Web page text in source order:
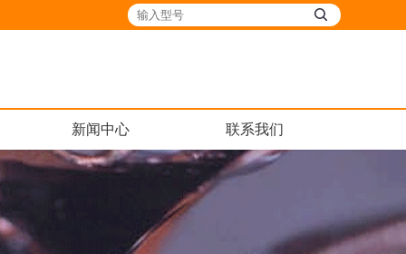
新闻中心 联系我们